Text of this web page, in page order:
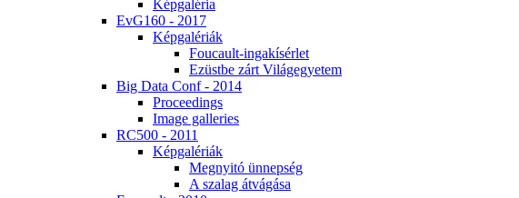
Kép­ga­lé­ria
EvG160 - 2017
Kép­ga­lé­ri­ák
Fo­u­ca­ult-in­ga­kí­sér­let
Ezüst­be zárt Vi­lág­egye­tem
Big Da­ta Conf - 2014
Pro­ce­e­dings
Image gal­le­ri­es
RC500 - 2011
Kép­ga­lé­ri­ák
Meg­nyi­tó ün­nep­ség
A sza­lag át­vá­gá­sa